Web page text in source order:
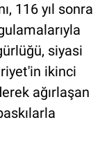
116 yıl sonra
siyasi
ikinci
ağırlaşan